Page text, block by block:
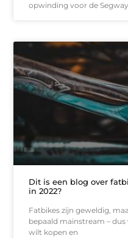
opwinding voor de Segway
Dit is een blog over
in 2022?
Fatbikes zijn geweldig,
bepaald mainstream –
wilt kopen en